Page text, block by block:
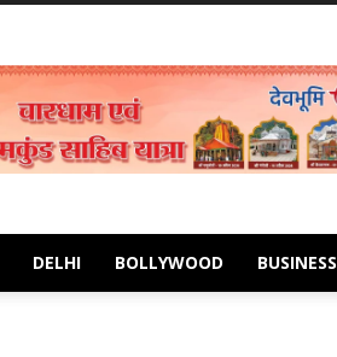
DELHI BOLLYWOOD BUSINESS